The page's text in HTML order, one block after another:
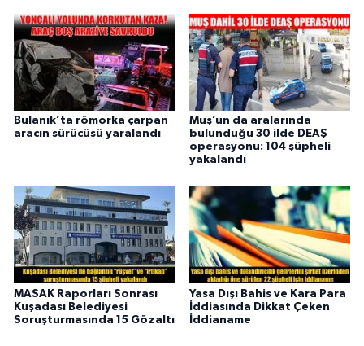
Bulanık’ta römorka çarpan
aracın sürücüsü yaralandı
Muş’un da aralarında
bulunduğu 30 ilde DEAŞ
operasyonu: 104 şüpheli
yakalandı
MASAK Raporları Sonrası
Kuşadası Belediyesi
Soruşturmasında 15 Gözaltı
Yasa Dışı Bahis ve Kara Para
İddiasında Dikkat Çeken
İddianame